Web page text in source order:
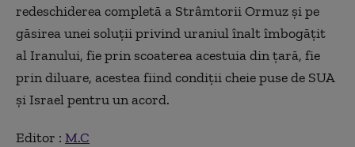
redeschiderea completă a Strâmtorii Ormuz şi pe
găsirea unei soluţii privind uraniul înalt îmbogăţit
al Iranului, fie prin scoaterea acestuia din ţară, fie
prin diluare, acestea fiind condiţii cheie puse de SUA
şi Israel pentru un acord.
Editor : M.C